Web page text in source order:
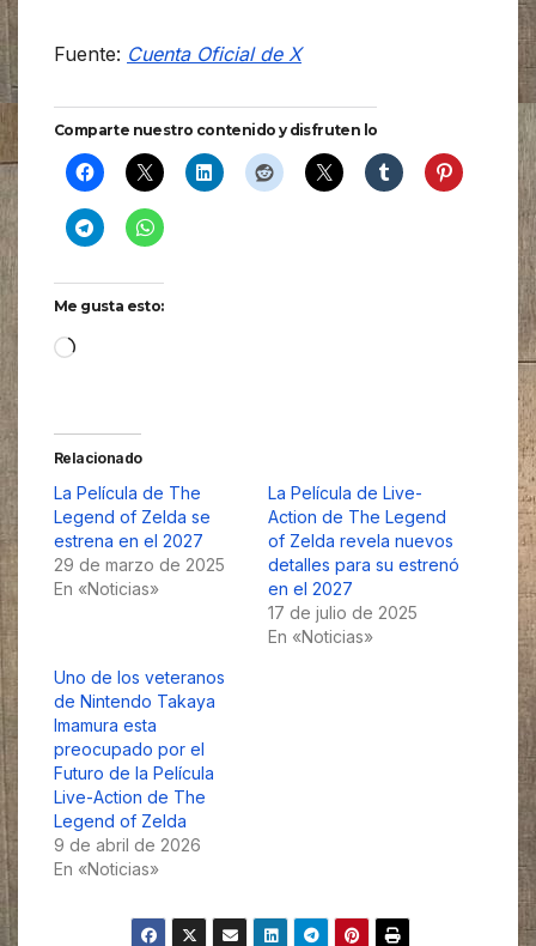
Fuente: Cuenta Oficial de X
Comparte nuestro contenido y disfruten lo
Me gusta esto:
Cargando...
Relacionado
La Película de The
Legend of Zelda se
estrena en el 2027
29 de marzo de 2025
En «Noticias»
La Película de Live-
Action de The Legend
of Zelda revela nuevos
detalles para su estrenó
en el 2027
17 de julio de 2025
En «Noticias»
Uno de los veteranos
de Nintendo Takaya
Imamura esta
preocupado por el
Futuro de la Película
Live-Action de The
Legend of Zelda
9 de abril de 2026
En «Noticias»